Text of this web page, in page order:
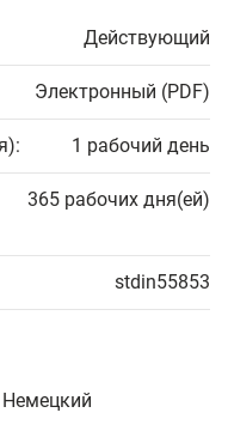
Действующий
Электронный (PDF)
1 рабочий день
365 рабочих дня(ей)
stdin55853
Немецкий